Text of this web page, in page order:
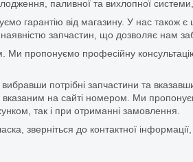
паливної та вихлопної системи,
гарантію від магазину. У нас
запчастин, що дозволяє нам
Ми пропонуємо професійну
потрібні запчастини та
на сайті номером. Ми
так і при отриманні замовлення.
зверніться до контактної